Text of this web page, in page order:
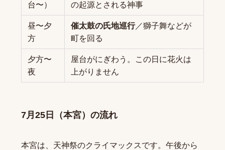
台〜）
の起源とされる神事
昼〜夕
方
催太鼓の氏地巡行／獅子舞などが
町を回る
夕方〜
夜
屋台がにぎわう。この日に花火は
上がりません
7月25日（本宮）の流れ
本宮は、天神祭のクライマックスです。午後から